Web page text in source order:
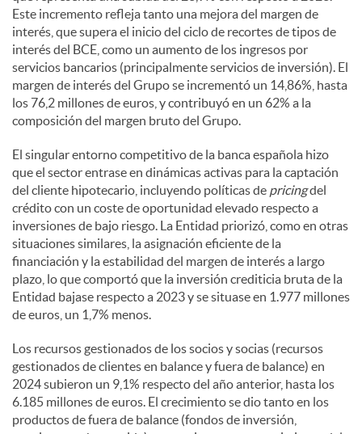
Este incremento refleja tanto una mejora del margen de
interés, que supera el inicio del ciclo de recortes de tipos de
interés del BCE, como un aumento de los ingresos por
servicios bancarios (principalmente servicios de inversión). El
margen de interés del Grupo se incrementó un 14,86%, hasta
los 76,2 millones de euros, y contribuyó en un 62% a la
composición del margen bruto del Grupo.
El singular entorno competitivo de la banca española hizo
que el sector entrase en dinámicas activas para la captación
del cliente hipotecario, incluyendo políticas de pricingdel
crédito con un coste de oportunidad elevado respecto a
inversiones de bajo riesgo. La Entidad priorizó, como en otras
situaciones similares, la asignación eficiente de la
financiación y la estabilidad del margen de interés a largo
plazo, lo que comportó que la inversión crediticia bruta de la
Entidad bajase respecto a 2023 y se situase en 1.977 millones
de euros, un 1,7% menos.
Los recursos gestionados de los socios y socias (recursos
gestionados de clientes en balance y fuera de balance) en
2024 subieron un 9,1% respecto del año anterior, hasta los
6.185 millones de euros. El crecimiento se dio tanto en los
productos de fuera de balance (fondos de inversión,